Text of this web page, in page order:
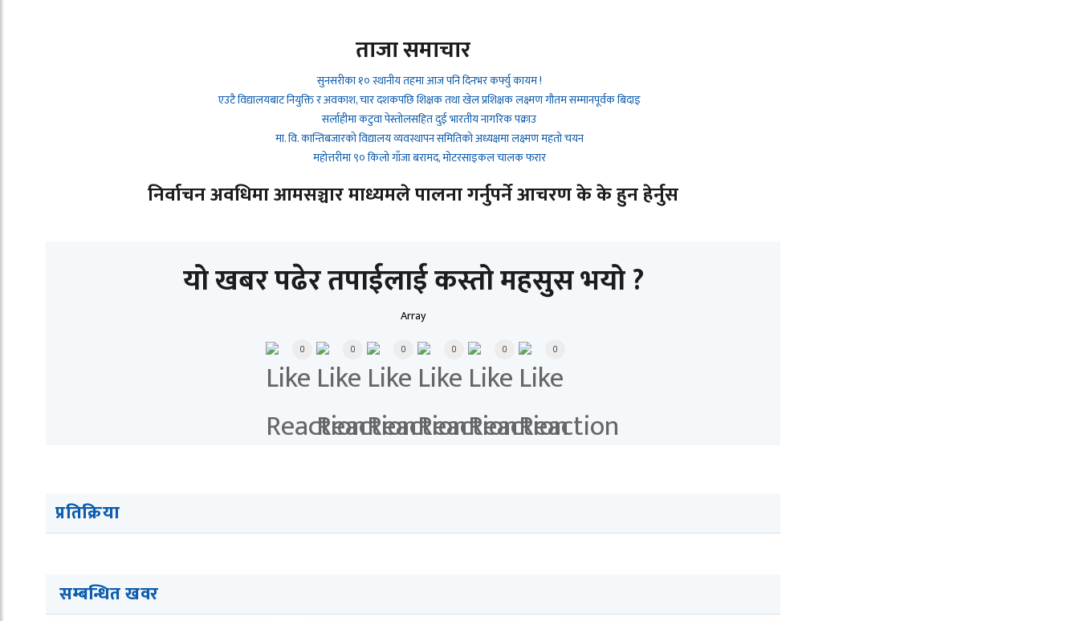
ताजा समाचार
सुनसरीका १० स्थानीय तहमा आज पनि दिनभर कर्फ्यु कायम !
एउटै विद्यालयबाट नियुक्ति र अवकाश, चार दशकपछि शिक्षक तथा खेल प्रशिक्षक लक्ष्मण गौतम सम्मानपूर्वक बिदाइ
सर्लाहीमा कटुवा पेस्तोलसहित दुई भारतीय नागरिक पक्राउ
मा. वि. कान्तिबजारको विद्यालय व्यवस्थापन समितिको अध्यक्षमा लक्ष्मण महतो चयन
महोत्तरीमा ९० किलो गाँजा बरामद, मोटरसाइकल चालक फरार
निर्वाचन अवधिमा आमसञ्चार माध्यमले पालना गर्नुपर्ने आचरण के के हुन हेर्नुस
यो खबर पढेर तपाईलाई कस्तो महसुस भयो ?
Array
0 0 0 0 0 0
प्रतिक्रिया
सम्बन्धित खवर